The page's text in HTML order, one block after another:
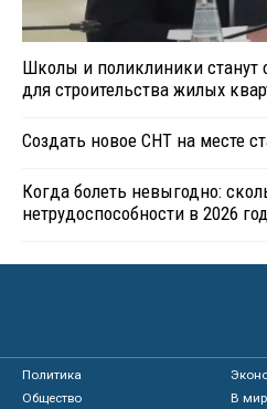
Школы и поликлиники станут
для строительства жилых
Создать новое СНТ на месте
Когда болеть невыгодно:
нетрудоспособности в 2026
Политика
Общество
В